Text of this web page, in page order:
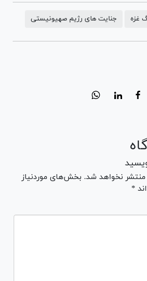
غزه جنایت های رژیم صهیونیستی
نخواهد شد. بخش‌های موردنیاز
*